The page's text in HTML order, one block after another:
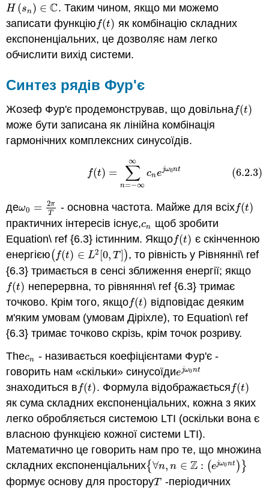
H (sn) ∈ C
H( sn) ∈C
. Таким чином, якщо ми можемо
записати функцію f(t)
f(t)
як комбінацію складних
експоненціальних, це дозволяє нам легко
обчислити вихід системи.
Синтез рядів Фур'є
Жозеф Фур'є продемонстрував, що довільнаf(t)
f(t)
може бути записана як лінійна комбінація
гармонічних комплексних синусоїдів.
f(t) = ∑
n=−∞
∞
cnejω0nt (6.2.3)
(6.2.3) ( n=− cn ejω
деω0 = 2π
T
ω0 =2 πT - основна частота. Майже для всіхf(t)
f(t)
практичних інтересів існує,cn
cn щоб зробити
Equation\ ref {6.3} істинним. Якщоf(t)
f(t)
є скінченною
енергією( f(t) ∈ L2 0, T )
( f(t)∈ L2[0, T] )
, то рівність у Рівнянні\ ref
{6.3} тримається в сенсі зближення енергії; якщо
f(t)
f(t)
неперервна, то рівняння\ ref {6.3} тримає
точково. Крім того, якщоf(t)
f(t)
відповідає деяким
м'яким умовам (умовам Діріхле), то Equation\ ref
{6.3} тримає точково скрізь, крім точок розриву.
Thecn
cn - називається коефіцієнтами Фур'є -
говорить нам «скільки» синусоїдиejω0nt
ejω0n
знаходиться в f(t)
f(t) . Формула відображається f(t)
f(t)
як сума складних експоненціальних, кожна з яких
легко обробляється системою LTI (оскільки вона є
власною функцією кожної системи LTI).
Математично це говорить нам про те, що множина
складних експоненціальних{∀n, n ∈ Z : (ejω0nt ) }
{ ∀n,n∈Z :(e j ω0nt)}
формує основу для просторуT
T -періодичних